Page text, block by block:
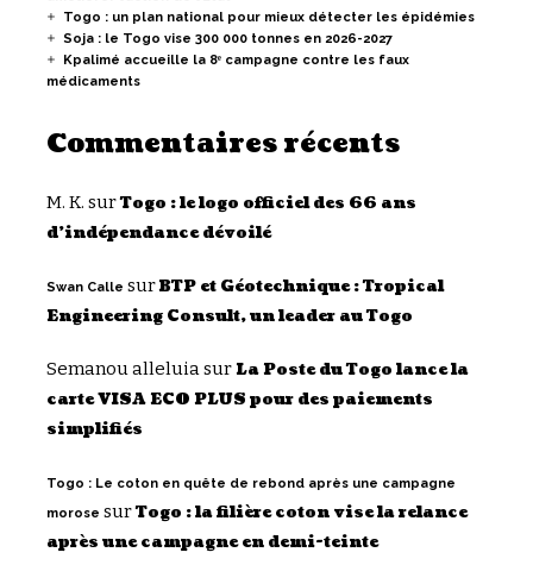
Togo : un plan national pour mieux détecter les épidémies
Soja : le Togo vise 300 000 tonnes en 2026-2027
Kpalimé accueille la 8ᵉ campagne contre les faux
médicaments
Commentaires récents
M. K. surTogo : le logo officiel des 66 ans
d’indépendance dévoilé
Swan Calle surBTP et Géotechnique : Tropical
Engineering Consult, un leader au Togo
Semanou alleluia surLa Poste du Togo lance la
carte VISA ECO PLUS pour des paiements
simplifiés
Togo : Le coton en quête de rebond après une campagne
morose surTogo : la filière coton vise la relance
après une campagne en demi-teinte